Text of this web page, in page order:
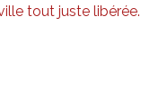
tout juste libérée.